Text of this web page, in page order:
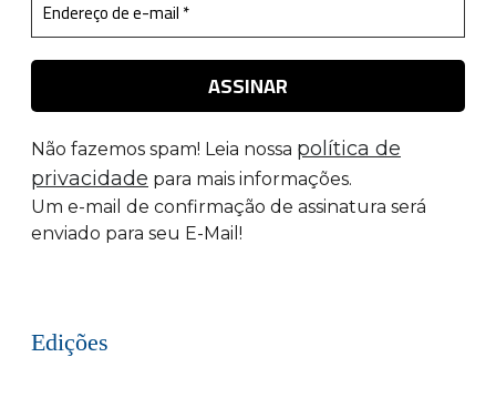
Não fazemos spam! Leia nossa política de
privacidade para mais informações.
Um e-mail de confirmação de assinatura será
enviado para seu E-Mail!
Edições